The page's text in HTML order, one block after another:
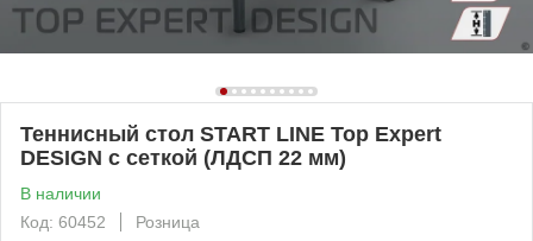
Теннисный стол START LINE Top Expert
DESIGN с сеткой (ЛДСП 22 мм)
В наличии
Код: 60452
Розница